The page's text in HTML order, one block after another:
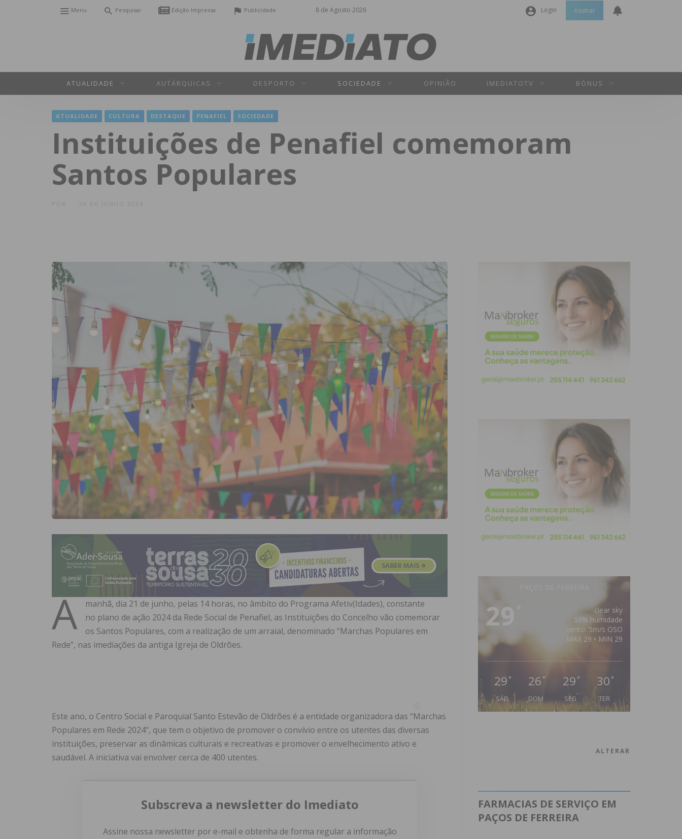
8 de Agosto 2026
Menu Pesquisar Edição Impressa Publicidade Login
Senha
Assinar
ATUALIDADE AUTÁRQUICAS DESPORTO SOCIEDADE OPINIÃO IMEDIATOTV BÓNUS
ATUALIDADE CULTURA DESTAQUE PENAFIEL SOCIEDADE
Instituições de Penafiel comemoram
Santos Populares
20 DE JUNHO 2024
A
manhã, dia 21 de junho, pelas 14 horas, no âmbito do Programa Afetiv(Idades), constante
no plano de ação 2024 da Rede Social de Penafiel, as Instituições do Concelho vão comemorar
os Santos Populares, com a realização de um arraial, denominado “Marchas Populares em
Rede”, nas imediações da antiga Igreja de Oldrões.
Este ano, o Centro Social e Paroquial Santo Estevão de Oldrões é a entidade organizadora das “Marchas
Populares em Rede 2024”, que tem o objetivo de promover o convívio entre os utentes das diversas
instituições, preservar as dinâmicas culturais e recreativas e promover o envelhecimento ativo e
saudável. A iniciativa vai envolver cerca de 400 utentes.
Subscreva a newsletter do Imediato
Assine nossa newsletter por e-mail e obtenha de forma regular a informação
29
clear sky
50% humidade
vento: 5m/s OSO
MAX 29 • MIN 29
29 °
SÁB
26 °
DOM
29 °
SEG
30 °
TER
ALTERAR
FARMACIAS DE SERVIÇO EM
PAÇOS DE FERREIRA